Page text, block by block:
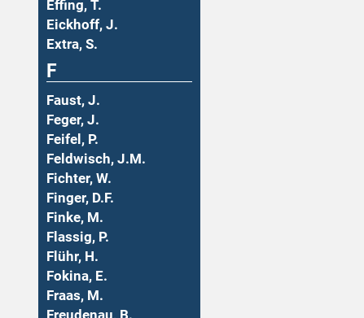
Effing, T.
Eickhoff, J.
Extra, S.
F
Faust, J.
Feger, J.
Feifel, P.
Feldwisch, J.M.
Fichter, W.
Finger, D.F.
Finke, M.
Flassig, P.
Flühr, H.
Fokina, E.
Fraas, M.
Freudenau, B.